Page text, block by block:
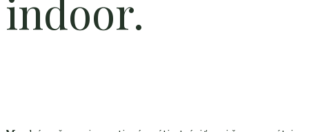
indoor.